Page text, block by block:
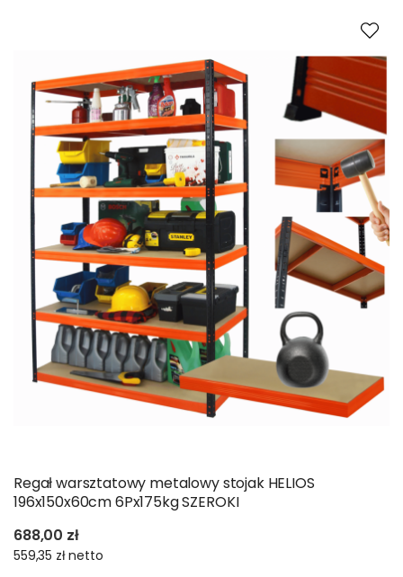
Regał warsztatowy metalowy stojak HELIOS
196x150x60cm 6Px175kg SZEROKI
688,00 zł
559,35 złnetto